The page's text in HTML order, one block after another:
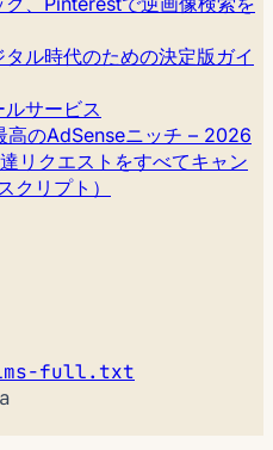
ル時代のための決定版ガイ
サービス
高のAdSenseニッチ – 2026
リクエストをすべてキャン
クリプト）
full.txt